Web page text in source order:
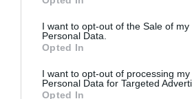
use your data for below specified
consent section.
I want to opt-out of the Sale of my
Personal Data.
Opted In
I want to opt-out of processing my
Personal Data for Targeted
Opted In
35 PERCES
FELADAT JÖHET